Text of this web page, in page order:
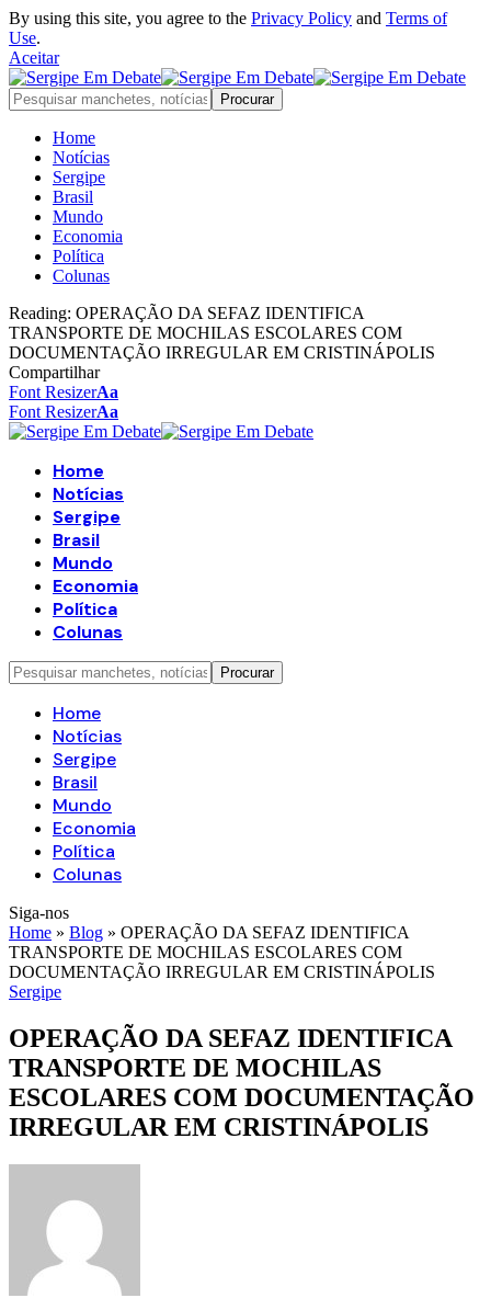
By using this site, you agree to the Privacy Policy and Terms of
Use.
Aceitar
Home
Notícias
Sergipe
Brasil
Mundo
Economia
Política
Colunas
Reading: OPERAÇÃO DA SEFAZ IDENTIFICA
TRANSPORTE DE MOCHILAS ESCOLARES COM
DOCUMENTAÇÃO IRREGULAR EM CRISTINÁPOLIS
Compartilhar
Font ResizerAa
Font ResizerAa
Home
Notícias
Sergipe
Brasil
Mundo
Economia
Política
Colunas
Home
Notícias
Sergipe
Brasil
Mundo
Economia
Política
Colunas
Siga-nos
Home » Blog » OPERAÇÃO DA SEFAZ IDENTIFICA
TRANSPORTE DE MOCHILAS ESCOLARES COM
DOCUMENTAÇÃO IRREGULAR EM CRISTINÁPOLIS
Sergipe
OPERAÇÃO DA SEFAZ IDENTIFICA
TRANSPORTE DE MOCHILAS
ESCOLARES COM DOCUMENTAÇÃO
IRREGULAR EM CRISTINÁPOLIS